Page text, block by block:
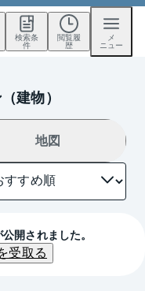
検索条
件
閲覧履
歴
メ
ニュー
建物）
地図
開されました。
受取る